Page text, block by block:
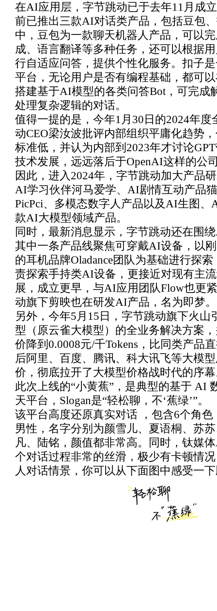
在AI应用层，字节跳动已于去年11月成
前已推出三款AI对话类产品，包括豆包
中，豆包为一款聊天机器人产品，可以
成、语言翻译等多种任务，还可以根据
行自适应问答，提供个性化服务。扣子
平台，无论用户是否有编程基础，都可
搭建基于AI模型的各类问答Bot，可完成
处理复杂逻辑的对话。
值得一提的是，今年1月30日的2024年度
动CEO梁汝波批评内部组织平庸化趋势
标准低，并认为内部到2023年才讨论
技术发展，远远落后于OpenAI这样的公
因此，进入2024年，字节跳动加大产品
AI学习伙伴河马爱学、AI剧情互动产品
PicPci、多模态数字人产品以及AI生图、
款AI大模型领域产品。
同时，最新消息显示，字节跳动还在围
其中一条产品线聚焦可穿戴AI设备，以
的耳机品牌Oladance团队为基础进行探
责探索手持类AI设备，更接近对现有主
展，成立更早，与AI应用团队Flow也更
动旗下剪映也在研发AI产品，名为即梦。
另外，今年5月15日，字节跳动旗下火山
型（原云雀大模型）的全业务解决方案
价降到0.0008元/千Tokens，比同类产品
后阿里、百度、腾讯、科大讯飞等大模
价，彻底拉开了大模型价格战时代的序
此次上线的“小黄蕉”，是典型的基于 AI
天平台，Slogan是“轻松聊，不‘蕉绿’”。
该平台高度还原真实对话 ，包含6个角色
男性，名字分别为颜雪儿、夏语桐、苏
凡、陆铭，颜值都非常高。同时，钛媒
个对话过程非常的丝滑，极少有卡顿情
人对话情景，你可以从下面图中感受一